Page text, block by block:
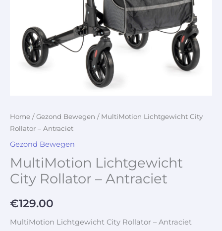
Home /Gezond Bewegen / MultiMotion Lichtgewicht City
Rollator – Antraciet
Gezond Bewegen
MultiMotion Lichtgewicht
City Rollator – Antraciet
€129.00
MultiMotion Lichtgewicht City Rollator – Antraciet